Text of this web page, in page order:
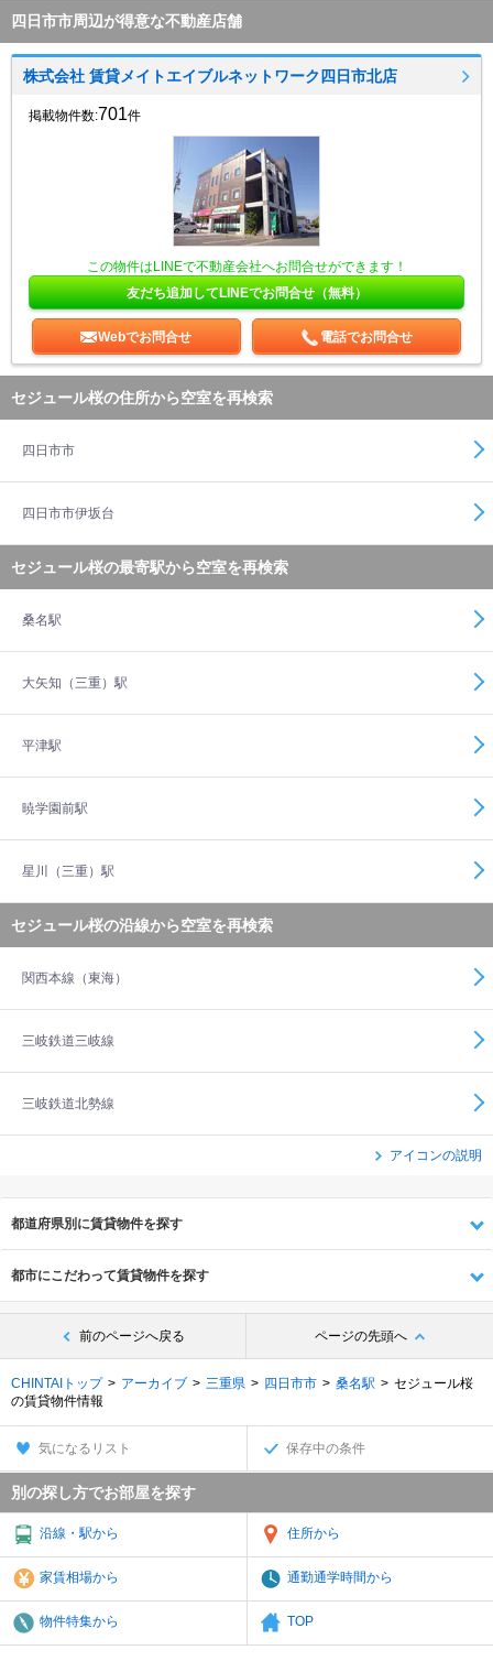
四日市市周辺が得意な不動産店舗
株式会社 賃貸メイトエイブルネットワーク四日市北店
掲載物件数:701件
この物件はLINEで不動産会社へお問合せができます！
友だち追加してLINEでお問合せ（無料）
Webでお問合せ 電話でお問合せ
セジュール桜の住所から空室を再検索
四日市市
四日市市伊坂台
セジュール桜の最寄駅から空室を再検索
桑名駅
大矢知（三重）駅
平津駅
暁学園前駅
星川（三重）駅
セジュール桜の沿線から空室を再検索
関西本線（東海）
三岐鉄道三岐線
三岐鉄道北勢線
アイコンの説明
都道府県別に賃貸物件を探す
都市にこだわって賃貸物件を探す
前のページへ戻る ページの先頭へ
CHINTAIトップ アーカイブ 三重県 四日市市 桑名駅
セジュール桜
の賃貸物件情報
気になるリスト 保存中の条件
別の探し方でお部屋を探す
沿線・駅から 住所から
家賃相場から 通勤通学時間から
物件特集から TOP